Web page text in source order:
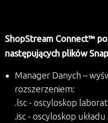
ShopStream Connect™
następujących plików
Manager Danych –
rozszerzeniem:
.lsc - oscyloskop
.isc - oscyloskop